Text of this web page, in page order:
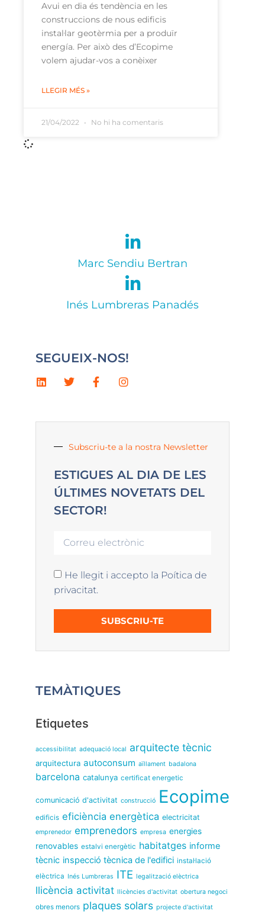
Avui en dia és tendència en les
construccions de nous edificis
instal·lar geotèrmia per a produïr
energía. Per això des d’Ecopime
volem ajudar-vos a conèixer
LLEGIR MÉS »
21/04/2022 No hi ha comentaris
Marc Sendiu Bertran
Inés Lumbreras Panadés
SEGUEIX-NOS!
Subscriu-te a la nostra Newsletter
ESTIGUES AL DIA DE LES
ÚLTIMES NOVETATS DEL
SECTOR!
He llegit i accepto la Poítica de
privacitat.
SUBSCRIU-TE
TEMÀTIQUES
Etiquetes
accessibilitat adequació local arquitecte tècnic
arquitectura autoconsum aïllament badalona
barcelona catalunya certificat energetic
comunicació d'activitat construcció Ecopime
edificis eficiència energètica electricitat
emprenedor emprenedors empresa energies
renovables estalvi energètic habitatges informe
tècnic inspecció tècnica de l'edifici instal·lació
elèctrica Inés Lumbreras ITE legalització elèctrica
llicència activitat llicències d'activitat obertura negoci
obres menors plaques solars projecte d'activitat